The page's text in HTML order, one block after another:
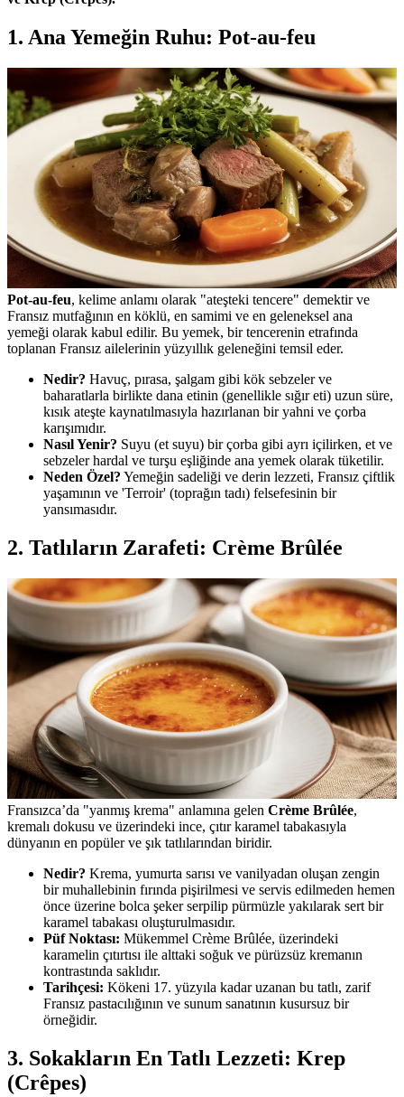
1. Ana Yemeğin Ruhu: Pot-au-feu
Pot-au-feu, kelime anlamı olarak "ateşteki tencere" demektir ve
Fransız mutfağının en köklü, en samimi ve en geleneksel ana
yemeği olarak kabul edilir. Bu yemek, bir tencerenin etrafında
toplanan Fransız ailelerinin yüzyıllık geleneğini temsil eder.
Nedir? Havuç, pırasa, şalgam gibi kök sebzeler ve
baharatlarla birlikte dana etinin (genellikle sığır eti) uzun süre,
kısık ateşte kaynatılmasıyla hazırlanan bir yahni ve çorba
karışımıdır.
Nasıl Yenir? Suyu (et suyu) bir çorba gibi ayrı içilirken, et ve
sebzeler hardal ve turşu eşliğinde ana yemek olarak tüketilir.
Neden Özel? Yemeğin sadeliği ve derin lezzeti, Fransız çiftlik
yaşamının ve 'Terroir' (toprağın tadı) felsefesinin bir
yansımasıdır.
2. Tatlıların Zarafeti: Crème Brûlée
Fransızca’da "yanmış krema" anlamına gelen Crème Brûlée,
kremalı dokusu ve üzerindeki ince, çıtır karamel tabakasıyla
dünyanın en popüler ve şık tatlılarından biridir.
Nedir? Krema, yumurta sarısı ve vanilyadan oluşan zengin
bir muhallebinin fırında pişirilmesi ve servis edilmeden hemen
önce üzerine bolca şeker serpilip pürmüzle yakılarak sert bir
karamel tabakası oluşturulmasıdır.
Püf Noktası: Mükemmel Crème Brûlée, üzerindeki
karamelin çıtırtısı ile alttaki soğuk ve pürüzsüz kremanın
kontrastında saklıdır.
Tarihçesi: Kökeni 17. yüzyıla kadar uzanan bu tatlı, zarif
Fransız pastacılığının ve sunum sanatının kusursuz bir
örneğidir.
3. Sokakların En Tatlı Lezzeti: Krep
(Crêpes)